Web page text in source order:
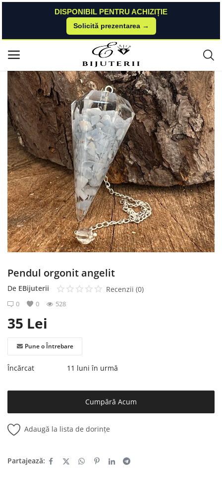
DISPONIBIL PENTRU ACHIZIȚIE
Solicită prezentarea →
Meniu principal
Categorii
Acasă
Listă de dorințe
Blog despre bijuterii, ghid marimi si
moda
Contact
Autentificare
Înregistrare
Rocks & Fossils Pendul orgonit angelit
Pendul orgonit angelit
De EBijuterii Recenzii (0)
0 0 528
35 Lei
Pune o Întrebare
Încărcat 11 luni în urmă
Cumpără Acum
Adaugă la lista de dorințe
Partajează: